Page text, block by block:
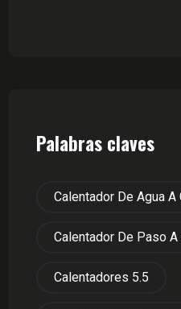
Palabras claves
Calentador De Agua A
Calentador De Paso A
Calentadores 5.5